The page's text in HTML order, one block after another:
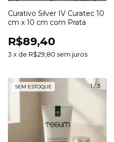
Curativo Silver IV Curatec 10
cm x 10 cm com Prata
R$89,40
3 x de R$29,80 sem juros
1/3
SEM ESTOQUE